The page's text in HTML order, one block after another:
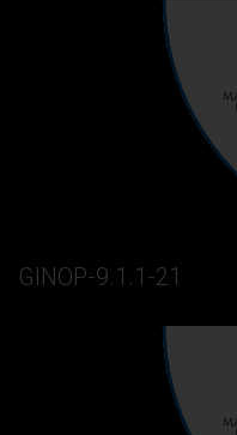
GINOP-9.1.1-21